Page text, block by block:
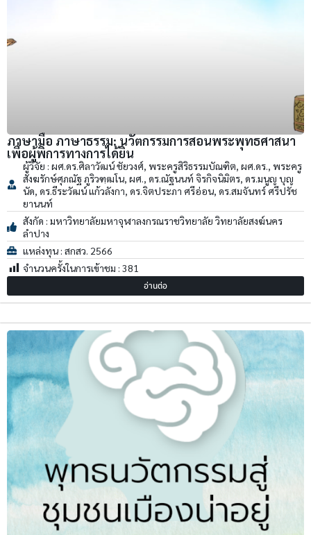
ภาษามือ ภาษาธรรม: นวัตกรรมการสอนพระพุทธศาสนา
เพื่อผู้พิการทางการได้ยิน
ผู้วิจัย : ผศ.ดร.ศิลาวัฒน์ ชัยวงศ์, พระครูสิริธรรมบัณฑิต, ผศ.ดร., พระครู
สังฆรักษ์ศุภณัฐ ภูริวฑฺฒโน, ผศ., ดร.ณัฐนนท์ จิรกิจนิมิตร, ดร.มนูญ บุญ
นัด, ดร.ธีระวัฒน์ แก้วลังกา, ดร.จิตประภา ศรีอ่อน, ดร.สมจันทร์ ศรีปรัช
ยานนท์
สังกัด : มหาวิทยาลัยมหาจุฬาลงกรณราชวิทยาลัย วิทยาลัยสงฆ์นคร
ลำปาง
แหล่งทุน : สกสว. 2566
จำนวนครั้งในการเข้าชม : 381
อ่านต่อ